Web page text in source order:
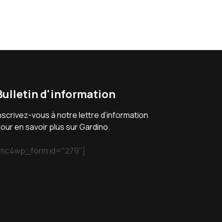
d'information
vous à notre lettre d’information
en savoir plus sur Gardino.
id="279"]